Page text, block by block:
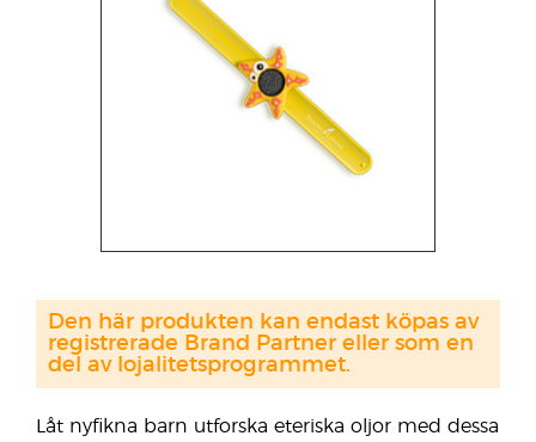
Låt nyfikna barn utforska eteriska oljor med dessa
Den här produkten kan endast köpas av
registrerade Brand Partner eller som en
del av lojalitetsprogrammet.